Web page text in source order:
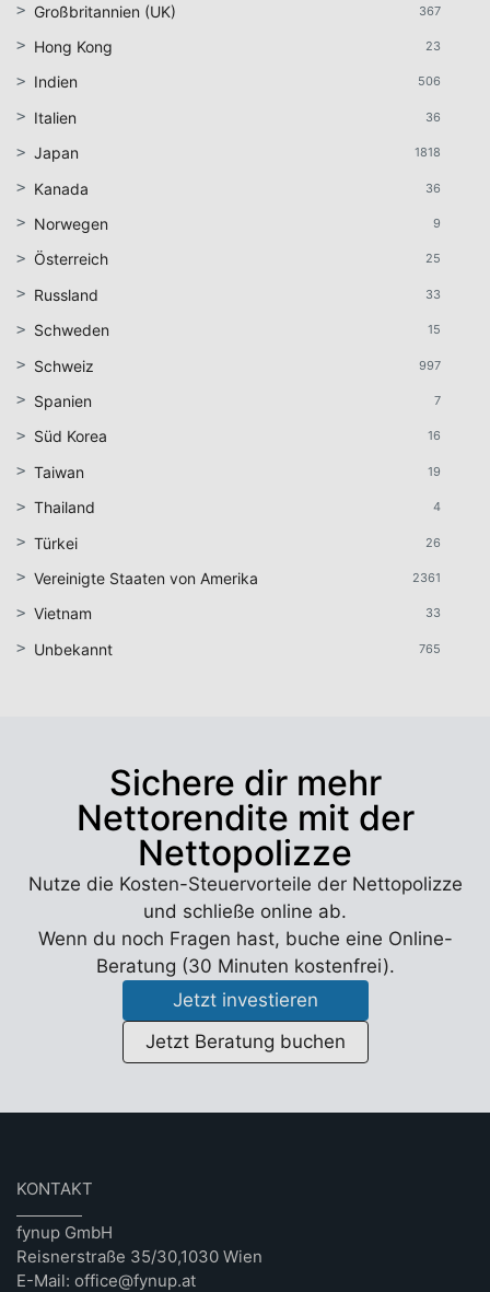
367
Großbritannien (UK)
23
Hong Kong
506
Indien
36
Italien
1818
Japan
36
Kanada
9
Norwegen
25
Österreich
33
Russland
15
Schweden
997
Schweiz
7
Spanien
16
Süd Korea
19
Taiwan
4
Thailand
26
Türkei
2361
Vereinigte Staaten von Amerika
33
Vietnam
765
Unbekannt
Sichere dir mehr
Nettorendite mit der
Nettopolizze
Nutze die Kosten-Steuervorteile der Nettopolizze
und schließe online ab.
Wenn du noch Fragen hast, buche eine Online-
Beratung (30 Minuten kostenfrei).
Jetzt investieren
Jetzt Beratung buchen
KONTAKT
fynup GmbH
Reisnerstraße 35/30,1030 Wien
E-Mail: office@fynup.at